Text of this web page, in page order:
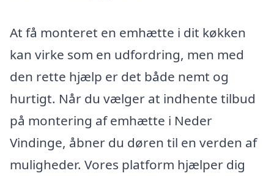
At få monteret en emhætte i dit køkken
kan virke som en udfordring, men med
den rette hjælp er det både nemt og
hurtigt. Når du vælger at indhente tilbud
på montering af emhætte i Neder
Vindinge, åbner du døren til en verden af
muligheder. Vores platform hjælper dig